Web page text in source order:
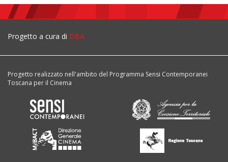
Progetto a cura di DBA
Progetto realizzato nell'ambito del Programma Sensi Contemporanei
Toscana per il Cinema